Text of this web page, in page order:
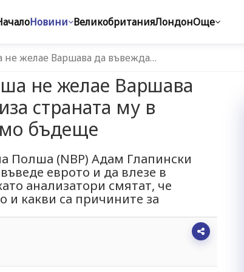
Новини ВеликобританияЛондонОще
желае Варшава да въвежда…
не желае Варшава
страната му в
бъдеще
Полша (NBP) Адам Глапински
еврото и да влезе в
анализатори смятат, че
и какви са причините за